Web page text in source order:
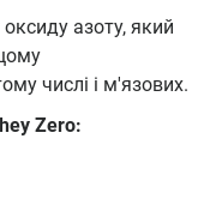
азоту, який
числі і м'язових.
Zero: